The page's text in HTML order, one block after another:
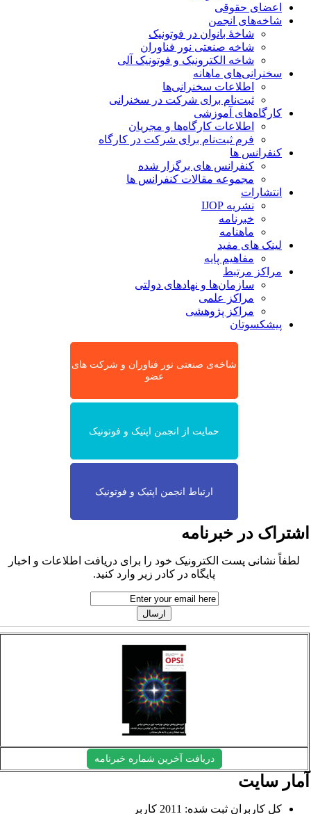
اعضای حقوقی
شاخه‌های انجمن
شاخۀ بانوان در فوتونیک
شاخه صنعتی نور فناوران
شاخه‌ الکترونیک و فوتونیک آلی
سخنرانی‌های ماهانه
اطلاعات سخنرانی‌‌ها
ثبت‌نام برای شرکت در سخنرانی
کارگاه‌های آموزشی
اطلاعات کارگاه‌ها و مجریان
فرم ثبت‌نام برای شرکت در کارگاه
کنفرانس ها
کنفرانس های برگزار شده
مجموعه مقالات کنفرانس ها
انتشارات
نشریه IJOP
خبرنامه
ماهنامه
لینک های مفید
مفاهیم پایه
مراکز مرتبط
سازمان‌ها و نهادهای دولتی
مراکز علمی
مراکز پژوهشی
پیشکسوتان
شاخه‌ی صنعتی نور فناوران و شرکت های
عضو
حمایت از انجمن اپتیک و فوتونیک
ارتباط انجمن اپتیک و فوتونیک
در خبرنامه
لطفاً نشانی پست الکترونیک خود را برای دریافت اطلاعات و اخبار
پایگاه در کادر زیر وارد کنید.
دریافت آخرین شماره خبرنامه
سایت
کل کاربران ثبت شده: 2011 کاربر